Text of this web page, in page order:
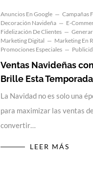
Anuncios En Google Campañas
Decoración Navideña
E-
Fidelización De Clientes
Marketing Digital
Marketing En
Promociones Especiales
Ventas Navideñas
Brille Esta Temporada
La Navidad no es solo una
para maximizar las ventas
convertir…
LEER MÁS